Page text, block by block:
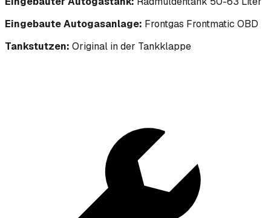
Eingebaute Autogasanlage: Frontgas Frontmatic OBD
Tankstutzen: Original in der Tankklappe